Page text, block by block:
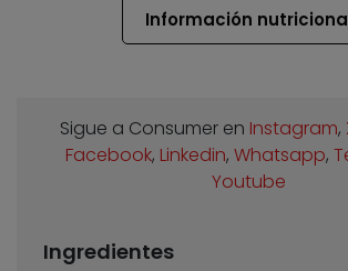
Información
Sigue a Consumer en Instagram,
Facebook, Linkedin, Whatsapp,
Youtube
Ingredientes